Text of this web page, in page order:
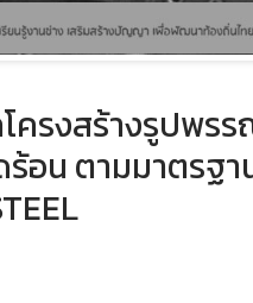
ครงสร้างรูปพร
อน ตามมาตรฐา